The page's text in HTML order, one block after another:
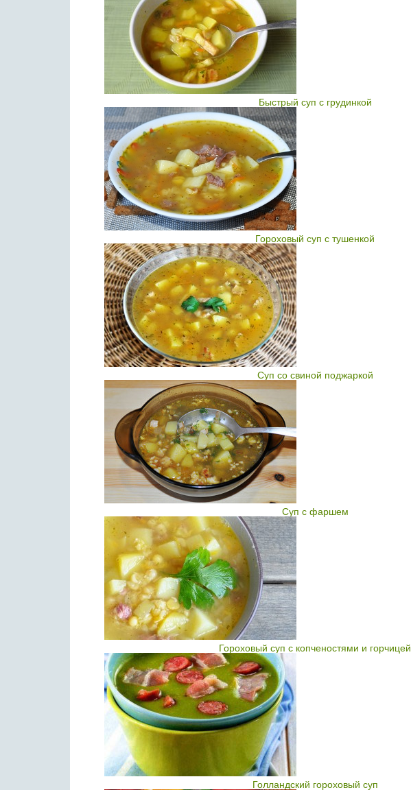
Быстрый суп с грудинкой
Гороховый суп с тушенкой
Суп со свиной поджаркой
Суп с фаршем
Гороховый суп с копченостями и горчицей
Голландский гороховый суп